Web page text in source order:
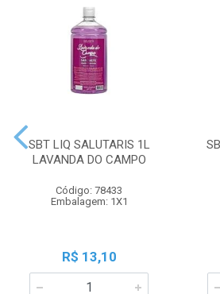
SBT LIQ SALUTARIS 1L
LAVANDA DO CAMPO
Código: 78433
Embalagem: 1X1
R$ 13,10